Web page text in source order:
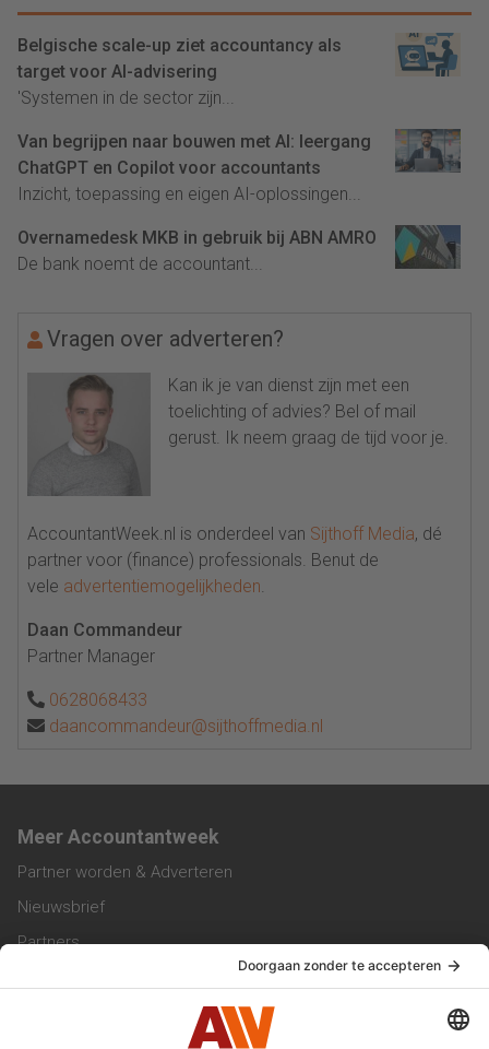
Belgische scale-up ziet accountancy als
target voor AI-advisering
'Systemen in de sector zijn...
Van begrijpen naar bouwen met AI: leergang
ChatGPT en Copilot voor accountants
Inzicht, toepassing en eigen AI-oplossingen...
Overnamedesk MKB in gebruik bij ABN AMRO
De bank noemt de accountant...
Vragen over adverteren?
Kan ik je van dienst zijn met een
toelichting of advies? Bel of mail
gerust. Ik neem graag de tijd voor je.
AccountantWeek.nl is onderdeel van Sijthoff Media, dé
partner voor (finance) professionals. Benut de
vele advertentiemogelijkheden.
Daan Commandeur
Partner Manager
0628068433
daancommandeur@sijthoffmedia.nl
Meer Accountantweek
Partner worden & Adverteren
Nieuwsbrief
Partners